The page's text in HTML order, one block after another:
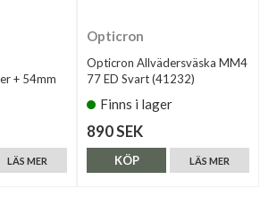
+ 54mm
LÄS MER
Opticron
Opticron Allvädersväska MM4
77 ED Svart (41232)
Finns i lager
890 SEK
LÄS MER
KÖP